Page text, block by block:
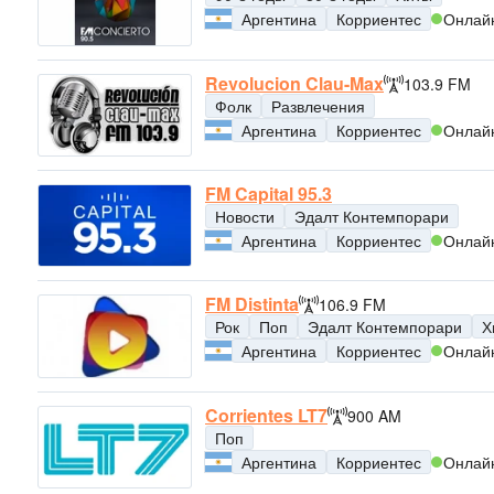
Аргентина
Корриентес
Revolucion Clau-Max
103.9 FM
Фолк
Развлечения
Аргентина
Корриентес
FM Capital 95.3
Новости
Эдалт Контемпорари
Аргентина
Корриентес
FM Distinta
106.9 FM
Рок
Поп Эдалт Контемпорари
Аргентина
Корриентес
Corrientes LT7
900 AM
Поп
Аргентина
Корриентес